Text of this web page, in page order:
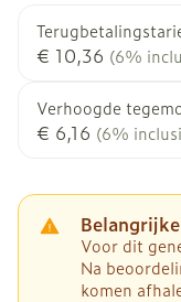
€ 10,36 (6%
Verhoogde
€ 6,16 (6%
Voor dit
Na
komen